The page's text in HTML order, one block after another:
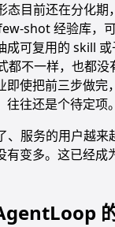
态目前还在分化
shot 经验库，
可复用的 skill
不一样，也都没
使把前三步做完
往还是个待定项。
、服务的用户越来
有变多。这已经成